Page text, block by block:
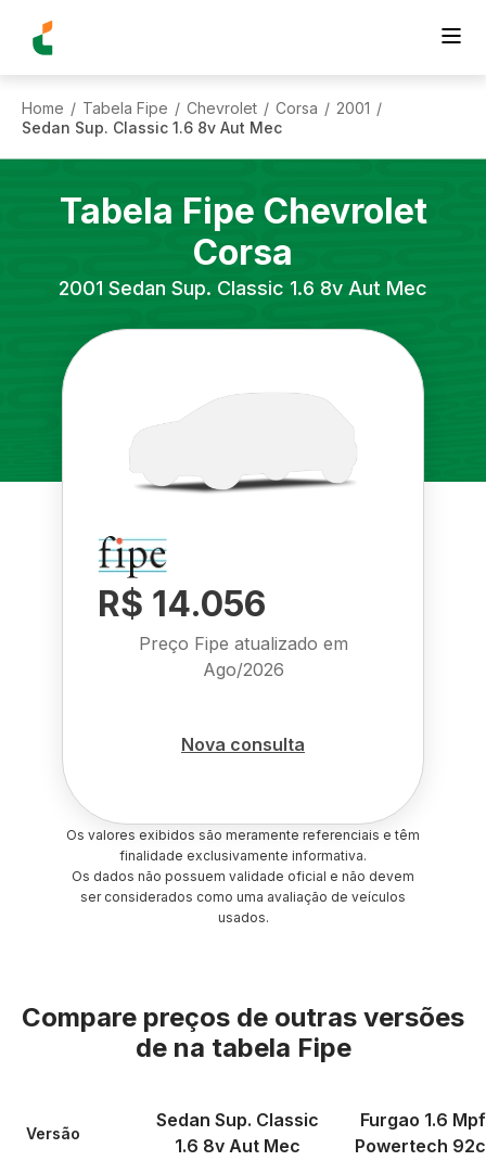
Home / Tabela Fipe / Chevrolet / Corsa / 2001 /
Sedan Sup. Classic 1.6 8v Aut Mec
Tabela Fipe Chevrolet
Corsa
2001 Sedan Sup. Classic 1.6 8v Aut Mec
R$ 14.056
Preço Fipe atualizado em
Ago/2026
Nova consulta
Os valores exibidos são meramente referenciais e têm
finalidade exclusivamente informativa.
Os dados não possuem validade oficial e não devem
ser considerados como uma avaliação de veículos
usados.
Compare preços de outras versões
de na tabela Fipe
Versão
Sedan Sup. Classic
1.6 8v Aut Mec
Furgao 1.6
Powertech